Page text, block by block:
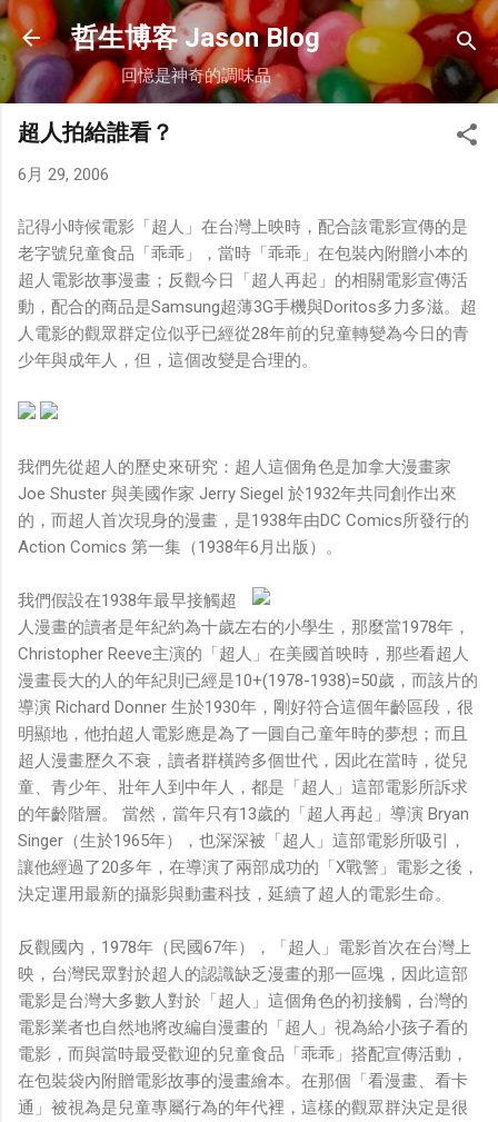
跳到主要內容
哲生博客 Jason Blog
回憶是神奇的調味品
超人拍給誰看？
6月 29, 2006
記得小時候電影「超人」在台灣上映時，配合該電影宣傳的是
老字號兒童食品「乖乖」，當時「乖乖」在包裝內附贈小本的
超人電影故事漫畫；反觀今日「超人再起」的相關電影宣傳活
動，配合的商品是Samsung超薄3G手機與Doritos多力多滋。超
人電影的觀眾群定位似乎已經從28年前的兒童轉變為今日的青
少年與成年人，但，這個改變是合理的。
我們先從超人的歷史來研究：超人這個角色是加拿大漫畫家
Joe Shuster 與美國作家 Jerry Siegel 於1932年共同創作出來
的，而超人首次現身的漫畫，是1938年由DC Comics所發行的
Action Comics 第一集（1938年6月出版）。
我們假設在1938年最早接觸超
人漫畫的讀者是年紀約為十歲左右的小學生，那麼當1978年，
Christopher Reeve主演的「超人」在美國首映時，那些看超人
漫畫長大的人的年紀則已經是10+(1978-1938)=50歲，而該片的
導演 Richard Donner 生於1930年，剛好符合這個年齡區段，很
明顯地，他拍超人電影應是為了一圓自己童年時的夢想；而且
超人漫畫歷久不衰，讀者群橫跨多個世代，因此在當時，從兒
童、青少年、壯年人到中年人，都是「超人」這部電影所訴求
的年齡階層。 當然，當年只有13歲的「超人再起」導演 Bryan
Singer（生於1965年），也深深被「超人」這部電影所吸引，
讓他經過了20多年，在導演了兩部成功的「X戰警」電影之後，
決定運用最新的攝影與動畫科技，延續了超人的電影生命。
反觀國內，1978年（民國67年），「超人」電影首次在台灣上
映，台灣民眾對於超人的認識缺乏漫畫的那一區塊，因此這部
電影是台灣大多數人對於「超人」這個角色的初接觸，台灣的
電影業者也自然地將改編自漫畫的「超人」視為給小孩子看的
電影，而與當時最受歡迎的兒童食品「乖乖」搭配宣傳活動，
在包裝袋內附贈電影故事的漫畫繪本。在那個「看漫畫、看卡
通」被視為是兒童專屬行為的年代裡，這樣的觀眾群決定是很